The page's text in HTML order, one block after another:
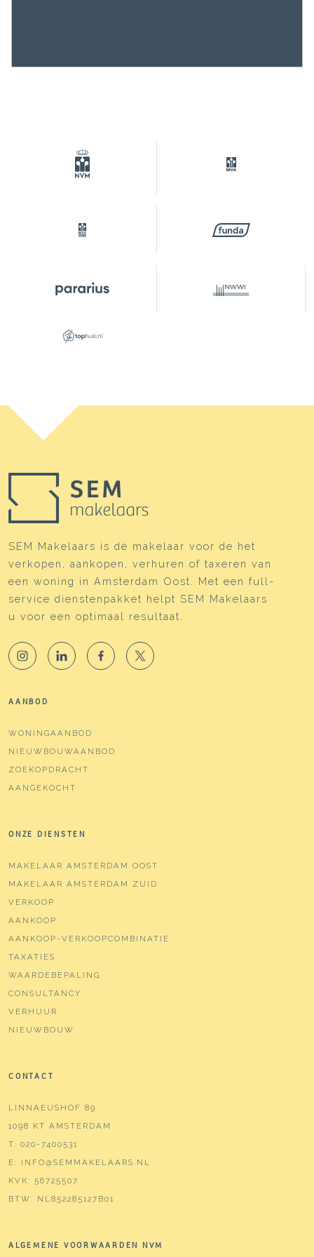
SEM Makelaars is dé makelaar voor de het
verkopen, aankopen, verhuren of taxeren van
een woning in Amsterdam Oost. Met een full-
service dienstenpakket helpt SEM Makelaars
u voor een optimaal resultaat.
AANBOD
WONINGAANBOD
NIEUWBOUWAANBOD
ZOEKOPDRACHT
AANGEKOCHT
ONZE DIENSTEN
MAKELAAR AMSTERDAM OOST
MAKELAAR AMSTERDAM ZUID
VERKOOP
AANKOOP
AANKOOP-VERKOOPCOMBINATIE
TAXATIES
WAARDEBEPALING
CONSULTANCY
VERHUUR
NIEUWBOUW
CONTACT
LINNAEUSHOF 89
1098 KT AMSTERDAM
T: 020-7400531
E: INFO@SEMMAKELAARS.NL
KVK: 56725507
BTW: NL852285127B01
ALGEMENE VOORWAARDEN NVM